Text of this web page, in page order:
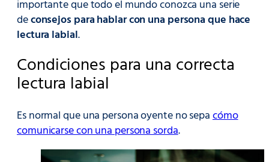
importante que todo el mundo conozca una serie
deconsejos para hablar con una persona que hace
lectura labial.
Condiciones para una correcta
lectura labial
Es normal que una persona oyente no sepacómo
comunicarse con una persona sorda.